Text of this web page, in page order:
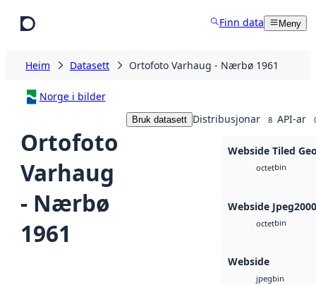
Finn data Meny
Heim Datasett Ortofoto Varhaug - Nærbø 1961
Norge i bilder
Ortofoto
Varhaug
- Nærbø
1961
Bruk datasett Distribusjonar 8 API-ar
Webside Tiled
octetbin
Webside Jpeg2000
octetbin
Webside
jpegbin